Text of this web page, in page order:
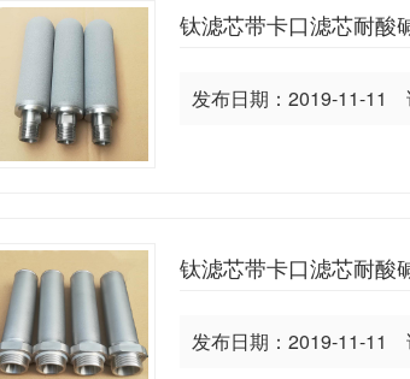
钛滤芯带卡口滤芯耐酸
发布日期：2019-11-11
钛滤芯带卡口滤芯耐酸
发布日期：2019-11-11